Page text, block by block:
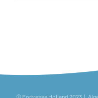
© Fortresse Holland 2023 |